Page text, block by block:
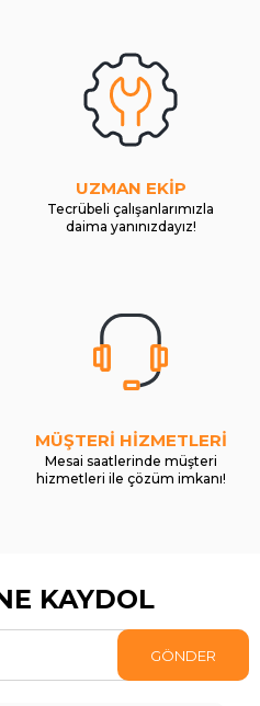
UZMAN EKİP
Tecrübeli çalışanlarımızla
daima yanınızdayız!
MÜŞTERİ HİZMETLERİ
Mesai saatlerinde müşteri
hizmetleri ile çözüm imkanı!
KAYDOL
GÖNDER